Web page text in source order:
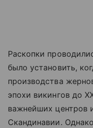
Раскопки
было установить,
производства
эпохи викингов до
важнейших центров
Скандинавии.